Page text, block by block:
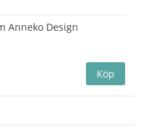
Anneko Design